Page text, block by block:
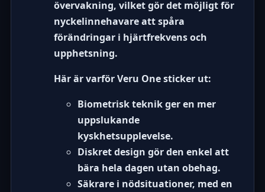
övervakning, vilket gör det möjligt för
nyckelinnehavare att spåra
förändringar i hjärtfrekvens och
upphetsning.
Här är varför Veru One sticker ut:
Biometrisk teknikger en mer
uppslukande
kyskhetsupplevelse.
Diskret design gör den enkel att
bära hela dagen utan obehag.
Säkrare i nödsituationer, med en